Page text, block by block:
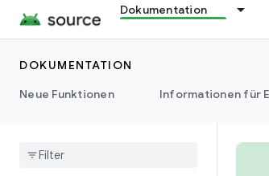
Dokumentation
DOKUMENTATION
Neue Funktionen
Informationen für